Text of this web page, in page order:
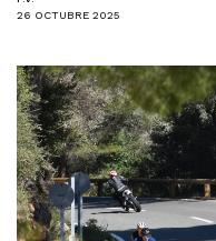
26 OCTUBRE 2025